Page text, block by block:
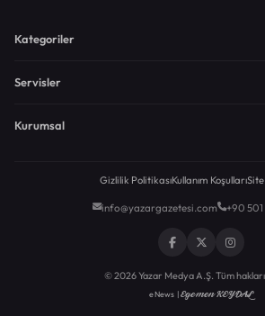
Kategoriler
Servisler
Kurumsal
Gizlilik PolitikasıKullanım Koşulları
info@yazargazetesi.com +90
© 2026 Yazar Medya A.Ş. Tüm hakları
eNews |Egemen KEYDAL